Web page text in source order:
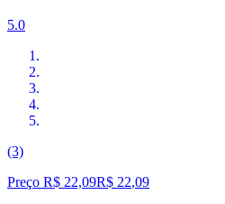
5.0
(3)
Preço R$ 22,09R$ 22,09